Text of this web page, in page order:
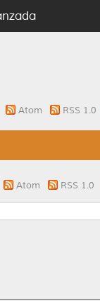
Atom RSS 1.0
Atom RSS 1.0